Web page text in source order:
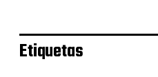
Etiquetas